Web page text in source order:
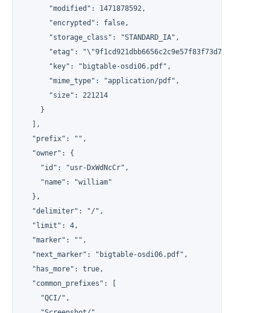
      "modified": 1471878592,
      "encrypted": false,
      "storage_class": "STANDARD_IA",
      "etag": "\"9f1cd921dbb6656c2c9e57f83f73d70e\"",
      "key": "bigtable-osdi06.pdf",
      "mime_type": "application/pdf",
      "size": 221214
    }
  ],
  "prefix": "",
  "owner": {
    "id": "usr-DxWdNcCr",
    "name": "william"
  },
  "delimiter": "/",
  "limit": 4,
  "marker": "",
  "next_marker": "bigtable-osdi06.pdf",
  "has_more": true,
  "common_prefixes": [
    "QCI/",